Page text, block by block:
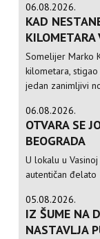
06.08.2026.
KAD
Somelijer Marko
kilometara,
jedan zanimljivi
06.08.2026.
OTVARA SE
BEOGRADA
U lokalu u
autentičan đelato
05.08.2026.
IZ ŠUME NA
NASTAVLJA